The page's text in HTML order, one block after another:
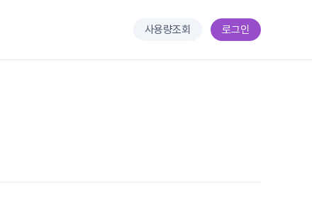
사용량조회 로그인